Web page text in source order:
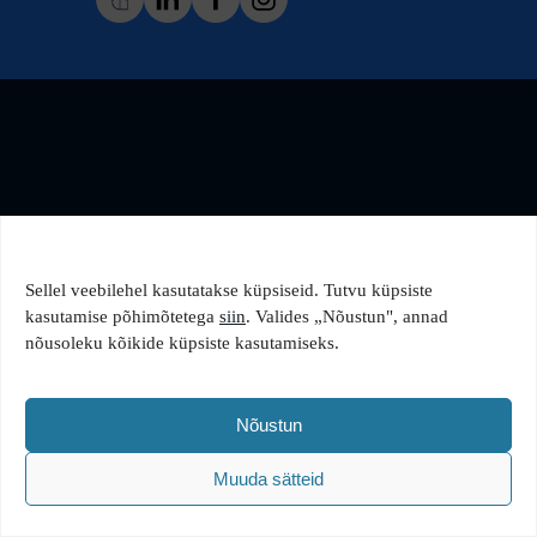
Sellel veebilehel kasutatakse küpsiseid. Tutvu küpsiste
kasutamise põhimõtetega siin. Valides „Nõustun", annad
nõusoleku kõikide küpsiste kasutamiseks.
Nõustun
Muuda sätteid